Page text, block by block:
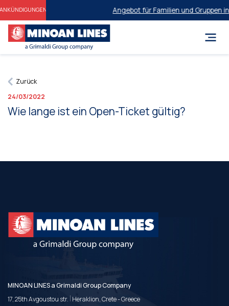
Angebot für Familien und Gruppen
Zurück
24/03/2022
Wie lange ist ein Open-Ticket gültig?
MINOAN LINES a Grimaldi Group Company
17, 25th Avgoustou str. | Heraklion, Crete - Greece